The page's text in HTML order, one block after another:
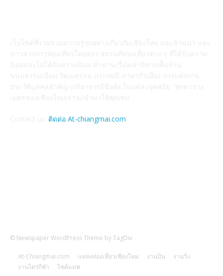
ติดต่อ At-chiangmai.com
© Newspaper WordPress Theme by TagDiv
At-Chiangmai.com แหล่งท่องเที่ยวเชียงใหม่ งานปั่น
งานวิ่ง
งานไตรกีฬา
ไซต์แมพ